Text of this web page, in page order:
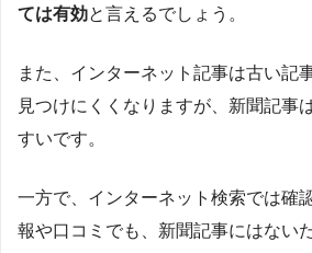
ては有効と言えるでしょう。
また、インターネット記事は古い記
見つけにくくなりますが、新聞記事
すいです。
一方で、インターネット検索では確
報や口コミでも、新聞記事にはない